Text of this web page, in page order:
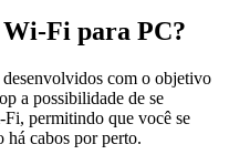
Fi para PC?
com o objetivo
a possibilidade de se
permitindo que você se
há cabos por perto.